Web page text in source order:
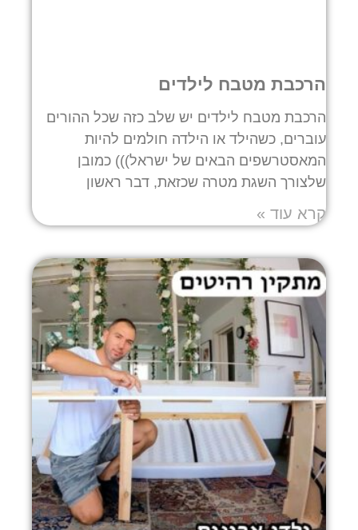
הרכבת מטבח לילדים
הרכבת מטבח לילדים יש שלב כזה שכל ההורים
עוברים, כשהילד או הילדה חולמים להיות
המאסטרשפים הבאים של ישראל))) כמובן
שלצורך השגת מטרה שכזאת, דבר ראשון
קרא עוד »